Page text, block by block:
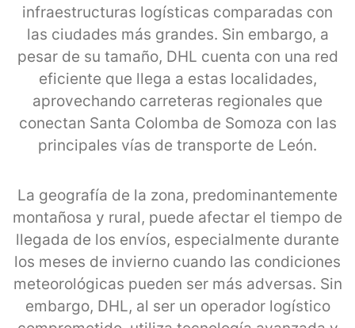
infraestructuras logísticas comparadas con
las ciudades más grandes. Sin embargo, a
pesar de su tamaño, DHL cuenta con una red
eficiente que llega a estas localidades,
aprovechando carreteras regionales que
conectan Santa Colomba de Somoza con las
principales vías de transporte de León.
La geografía de la zona, predominantemente
montañosa y rural, puede afectar el tiempo de
llegada de los envíos, especialmente durante
los meses de invierno cuando las condiciones
meteorológicas pueden ser más adversas. Sin
embargo, DHL, al ser un operador logístico